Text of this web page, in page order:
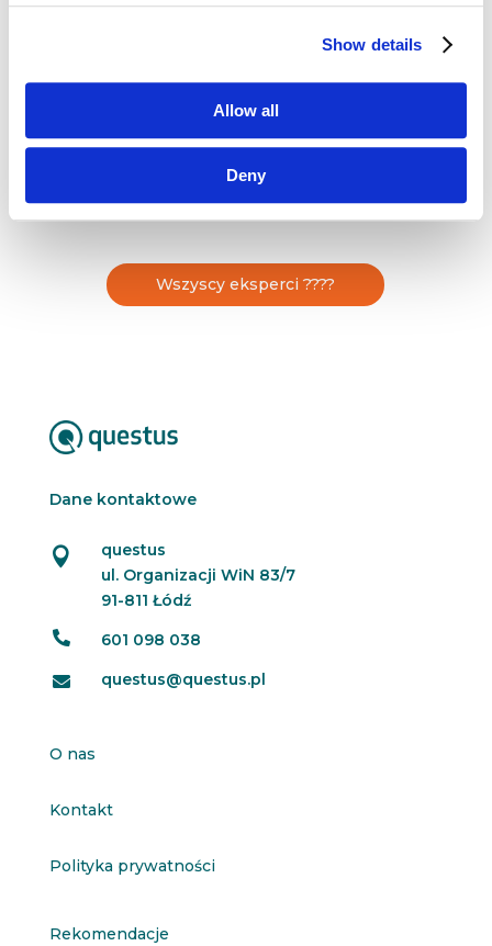
Show details
Allow all
Deny
za strategię marki i komunikację marketingową
nagradzanych kampanii marketingowych.
Ekspertka w obszarze strategii marki, kampanii
360° i projektów wspierających sprzedaż.
Wszyscy eksperci ????
Dane kontaktowe

questus
ul. Organizacji WiN 83/7
91-811 Łódź
 601 098 038
 questus@questus.pl
O nas
Kontakt
Polityka prywatności
Rekomendacje